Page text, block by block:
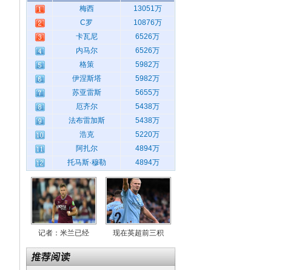
梅西
13051万
C罗
10876万
卡瓦尼
6526万
内马尔
6526万
格策
5982万
伊涅斯塔
5982万
苏亚雷斯
5655万
厄齐尔
5438万
法布雷加斯
5438万
浩克
5220万
阿扎尔
4894万
托马斯·穆勒
4894万
记者：米兰已经 现在英超前三积